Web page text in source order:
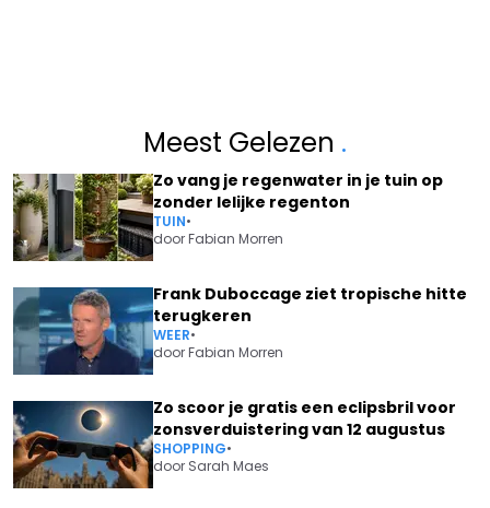
Meest Gelezen .
Zo vang je regenwater in je tuin op
zonder lelijke regenton
TUIN•
doorFabian Morren
Frank Duboccage ziet tropische hitte
terugkeren
WEER•
doorFabian Morren
Zo scoor je gratis een eclipsbril voor
zonsverduistering van 12 augustus
SHOPPING•
door Sarah Maes